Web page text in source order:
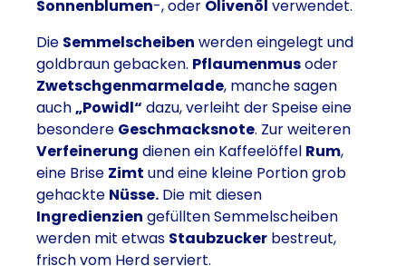
Sonnenblumen-, oder Olivenöl verwendet.
Die Semmelscheiben werden eingelegt und
goldbraun gebacken. Pflaumenmusoder
Zwetschgenmarmelade, manche sagen
auch„Powidl“ dazu, verleiht der Speise eine
besondere Geschmacksnote. Zur weiteren
Verfeinerung dienen ein Kaffeelöffel Rum,
eine Brise Zimt und eine kleine Portion grob
gehackte Nüsse. Die mit diesen
Ingredienzien gefüllten Semmelscheiben
werden mit etwas Staubzucker bestreut,
frisch vom Herd serviert.